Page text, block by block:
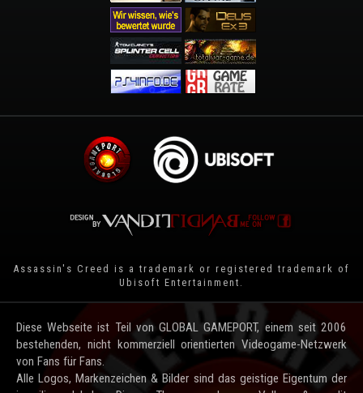
Assassin's Creed is a trademark or registered trademark of
Ubisoft Entertainment
Diese Webseite ist Teil von GLOBAL GAMEPORT, einem seit 2006
bestehenden, nicht kommerziell orientierten Videogame-Netzwerk
von Fans für Fans.
Alle Logos, Markenzeichen & Bilder sind das geistige Eigentum der